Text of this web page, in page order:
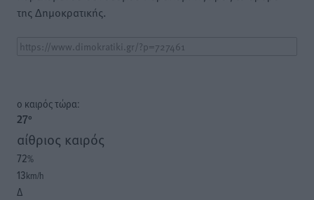
της Δημοκρατικής.
o καιρός τώρα:
27°
αίθριος καιρός
72%
13km/h
Δ